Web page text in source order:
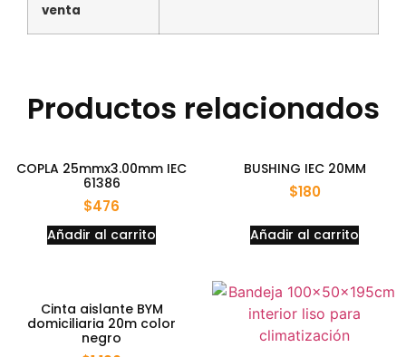
venta
Productos relacionados
COPLA 25mmx3.00mm IEC
61386
$476
Añadir al carrito
BUSHING IEC 20MM
$180
Añadir al carrito
Cinta aislante BYM
domiciliaria 20m color
negro